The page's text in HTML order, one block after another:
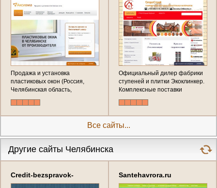
Продажа и установка
пластиковых окон (Россия,
Челябинская область,
Официальный дилер фабрики
ступеней и плитки Экоклинкер.
Комплексные поставки
утеплителей. Фанера OSB,
Пеноплекс, Каменная
вата,Шиглас,Бикрост,Унифлекс
Челябинск)
Все сайты...
Другие сайты Челябинска
Credit-bezspravok-
cheljabinsk.ru
Santehavrora.ru